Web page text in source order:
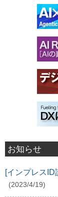
お知らせ
[インプレス
(2023/4/19)